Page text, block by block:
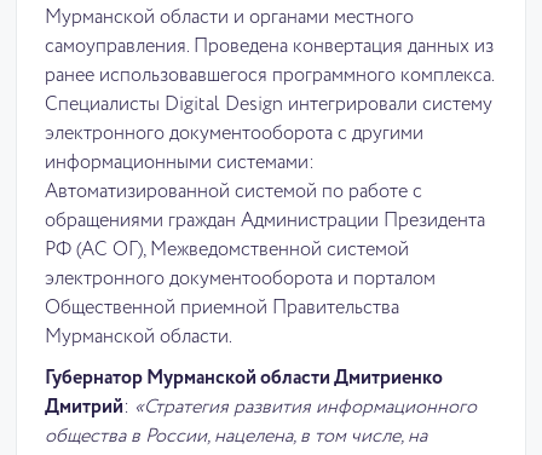
Мурманской области и органами местного
самоуправления. Проведена конвертация данных из
ранее использовавшегося программного комплекса.
Специалисты Digital Design интегрировали систему
электронного документооборота с другими
информационными системами:
Автоматизированной системой по работе с
обращениями граждан Администрации Президента
РФ (АС ОГ), Межведомственной системой
электронного документооборота и порталом
Общественной приемной Правительства
Мурманской области.
Губернатор Мурманской области Дмитриенко
Дмитрий: «Стратегия развития информационного
общества в России, нацелена, в том числе, на